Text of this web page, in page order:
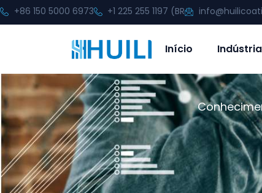
+86 150 5000 6973 +1 225 255 1197 (BR
Início